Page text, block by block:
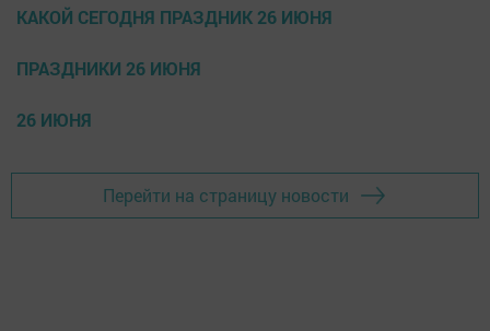
КАКОЙ СЕГОДНЯ ПРАЗДНИК 26 ИЮНЯ
ПРАЗДНИКИ 26 ИЮНЯ
26 ИЮНЯ
Перейти на страницу новости